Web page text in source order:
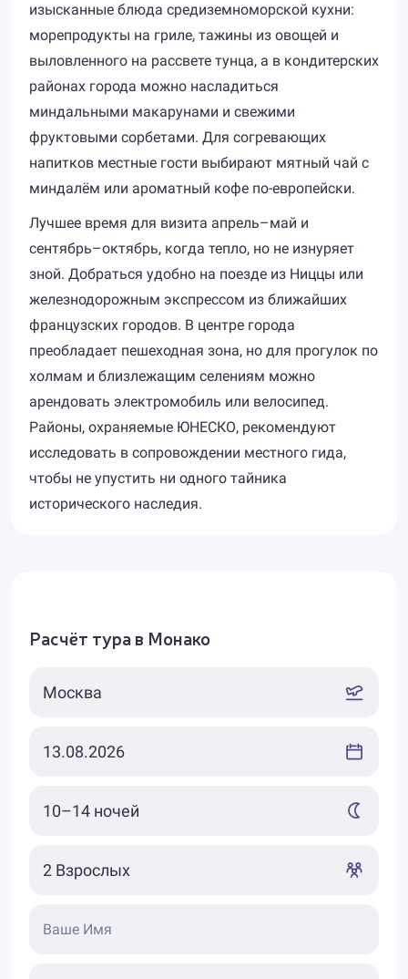
изысканные блюда средиземноморской кухни:
морепродукты на гриле, тажины из овощей и
выловленного на рассвете тунца, а в кондитерских
районах города можно насладиться
миндальными макарунами и свежими
фруктовыми сорбетами. Для согревающих
напитков местные гости выбирают мятный чай с
миндалём или ароматный кофе по-европейски.
Лучшее время для визита апрель–май и
сентябрь–октябрь, когда тепло, но не изнуряет
зной. Добраться удобно на поезде из Ниццы или
железнодорожным экспрессом из ближайших
французских городов. В центре города
преобладает пешеходная зона, но для прогулок по
холмам и близлежащим селениям можно
арендовать электромобиль или велосипед.
Районы, охраняемые ЮНЕСКО, рекомендуют
исследовать в сопровождении местного гида,
чтобы не упустить ни одного тайника
исторического наследия.
Расчёт тура в Монако
Ваше Имя